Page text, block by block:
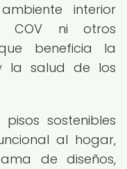
interior
COV ni otros
beneficia la
la salud de los
sostenibles
al hogar,
de diseños,